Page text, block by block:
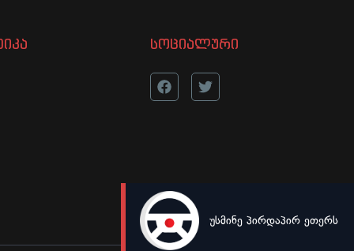
LIVEუსმინე პირდაპირ ეთერს
სოციალური